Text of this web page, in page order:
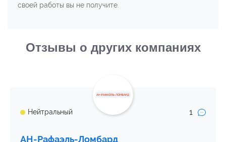
своей работы вы не получите.
Отзывы о других компаниях
Нейтральный 1
АН-Рафаэль-Ломбард